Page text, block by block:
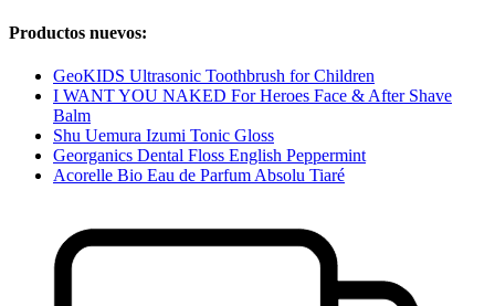
Productos nuevos:
GeoKIDS Ultrasonic Toothbrush for Children
I WANT YOU NAKED For Heroes Face & After Shave
Balm
Shu Uemura Izumi Tonic Gloss
Georganics Dental Floss English Peppermint
Acorelle Bio Eau de Parfum Absolu Tiaré